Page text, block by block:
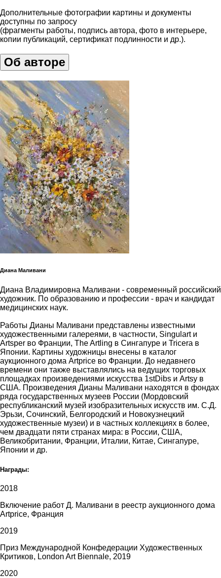
Дополнительные фотографии картины и документы
доступны по запросу
(фрагменты работы, подпись автора, фото в интерьере,
копии публикаций, сертификат подлинности и др.).
Об авторе
Диана Маливани
Диана Владимировна Маливани - современный российский
художник. По образованию и профессии - врач и кандидат
медицинских наук.
Работы Дианы Маливани представлены известными
художественными галереями, в частности, Singulart и
Artsper во Франции, The Artling в Сингапуре и Tricera в
Японии. Картины художницы внесены в каталог
аукционного дома Artprice во Франции. До недавнего
времени они также выставлялись на ведущих торговых
площадках произведениями искусства 1stDibs и Artsy в
США. Произведения Дианы Маливани находятся в фондах
ряда государственных музеев России (Мордовский
республиканский музей изобразительных искусств им. С.Д.
Эрьзи, Сочинский, Белгородский и Новокузнецкий
художественные музеи) и в частных коллекциях в более,
чем двадцати пяти странах мира: в России, США,
Великобритании, Франции, Италии, Китае, Сингапуре,
Японии и др.
Награды:
2018
Включение работ Д. Маливани в реестр аукционного дома
Artprice, Франция
2019
Приз Международной Конфедерации Художественных
Критиков, London Art Biennale, 2019
2020